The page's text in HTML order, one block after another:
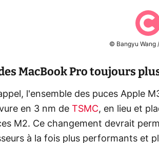
© Bangyu Wang
MacBook Pro toujours
l'ensemble des puces Apple
en 3 nm de TSMC, en lieu et
M2. Ce changement devrait
à la fois plus performants et